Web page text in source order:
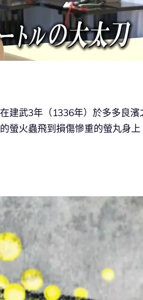
建武3年（1336年）於多多良濱
螢火蟲飛到損傷慘重的螢丸身上